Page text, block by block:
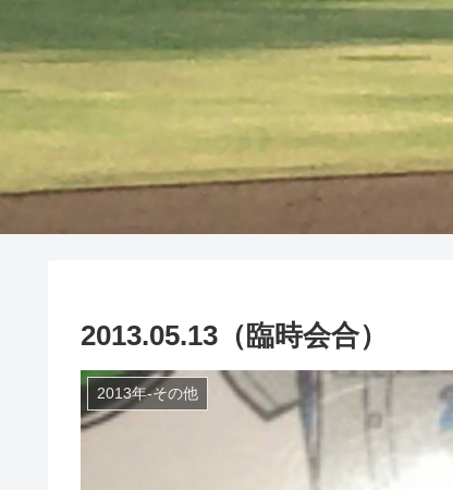
2013.05.13（臨時会合）
2013年-その他